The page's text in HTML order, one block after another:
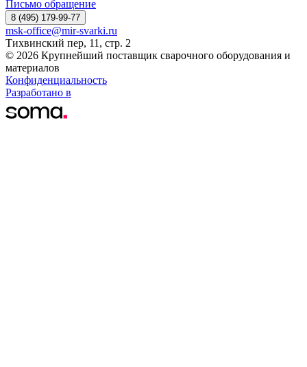
Письмо обращение
8 (495) 179-99-77
msk-office@mir-svarki.ru
Тихвинский пер, 11, стр. 2
© 2026 Крупнейший поставщик сварочного оборудования и
материалов
Конфиденциальность
Разработано в